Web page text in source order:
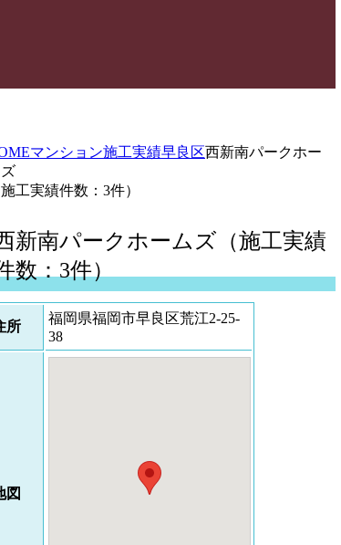
マンション施工実績早良区西新南パークホー
工実績件数：3件）
新南パークホームズ（施工実績
数：3件）
所
福岡県福岡市早良区荒江2-25-
38
図